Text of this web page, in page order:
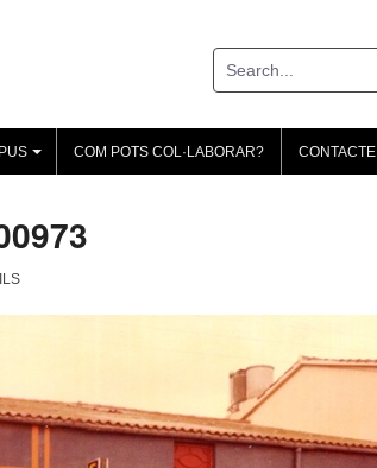
+
COM POTS COL·LABORAR? CONTACTE